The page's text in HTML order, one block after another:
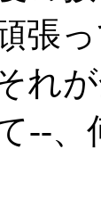
張
れ
--、